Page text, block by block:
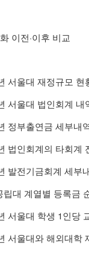
이전 ·이후 비교
서울대 재정규모 현
서울대 법인회계 내
정부출연금 세부내
법인회계의 타회계
발전기금회계 세부
립대 계열별 등록금
서울대 학생 1 인당
서울대와 해외대학